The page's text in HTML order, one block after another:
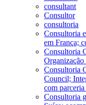
consultant
Consultor
consultoria
Consultoria
em França;
Consultoria
Consultoria
Council;
com
Consultoria